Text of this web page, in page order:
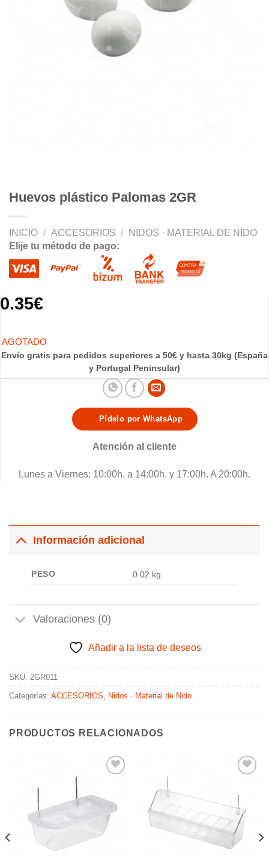
Huevos plástico Palomas 2GR
INICIO / ACCESORIOS /
NIDOS · MATERIAL DE NIDO
Elije tu método de pago:
0.35€
Envío gratis para pedidos superiores a 50€ y hasta 30kg (España
y Portugal Peninsular)
Pídelo por WhatsApp
Atención al cliente
Lunes a Viernes: 10:00h. a 14:00h. y 17:00h. A 20:00h.
Información adicional
PESO 0.02 kg
Valoraciones (0)
Añadir a la lista de deseos
SKU: 2GR011
Categorías: ACCESORIOS Nidos · Material de Nido
PRODUCTOS RELACIONADOS
Añadir
a la
lista de
deseos
Añadir
a la
lista de
deseos